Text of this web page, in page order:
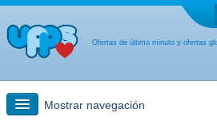
Ofertas de último minuto y ofertas
Mostrar navegación